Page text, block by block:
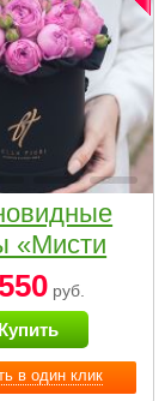
в один клик
«Мисти
в
коробке
руб.
Купить